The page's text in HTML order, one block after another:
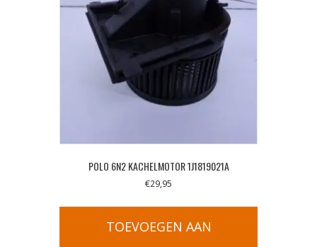
POLO 6N2 KACHELMOTOR 1J1819021A
€29,95
TOEVOEGEN AAN